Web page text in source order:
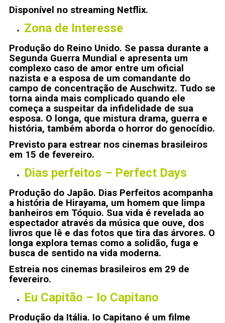
Disponível no streaming Netflix.
Zona de Interesse
Produção do Reino Unido. Se passa durante a
Segunda Guerra Mundial e apresenta um
complexo caso de amor entre um oficial
nazista e a esposa de um comandante do
campo de concentração de Auschwitz. Tudo se
torna ainda mais complicado quando ele
começa a suspeitar da infidelidade de sua
esposa. O longa, que mistura drama, guerra e
história, também aborda o horror do genocídio.
Previsto para estrear nos cinemas brasileiros
em 15 de fevereiro.
Dias perfeitos – Perfect Days
Produção do Japão. Dias Perfeitos acompanha
a história de Hirayama, um homem que limpa
banheiros em Tóquio. Sua vida é revelada ao
espectador através da música que ouve, dos
livros que lê e das fotos que tira das árvores. O
longa explora temas como a solidão, fuga e
busca de sentido na vida moderna.
Estreia nos cinemas brasileiros em 29 de
fevereiro.
Eu Capitão – Io Capitano
Produção da Itália. Io Capitano é um filme